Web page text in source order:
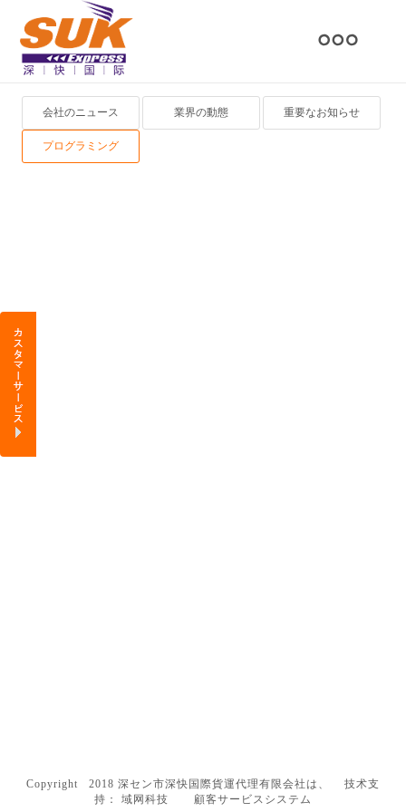
会社のニュース 業界の動態 重要なお知らせ
プログラミング
Copyright 2018 深セン市深快国際貨運代理有限会社は、 技术支
持： 域网科技 顧客サービスシステム